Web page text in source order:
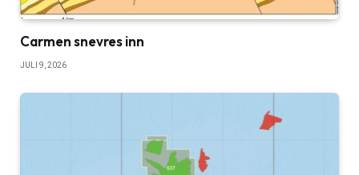
Carmen snevres inn
JULI 9, 2026